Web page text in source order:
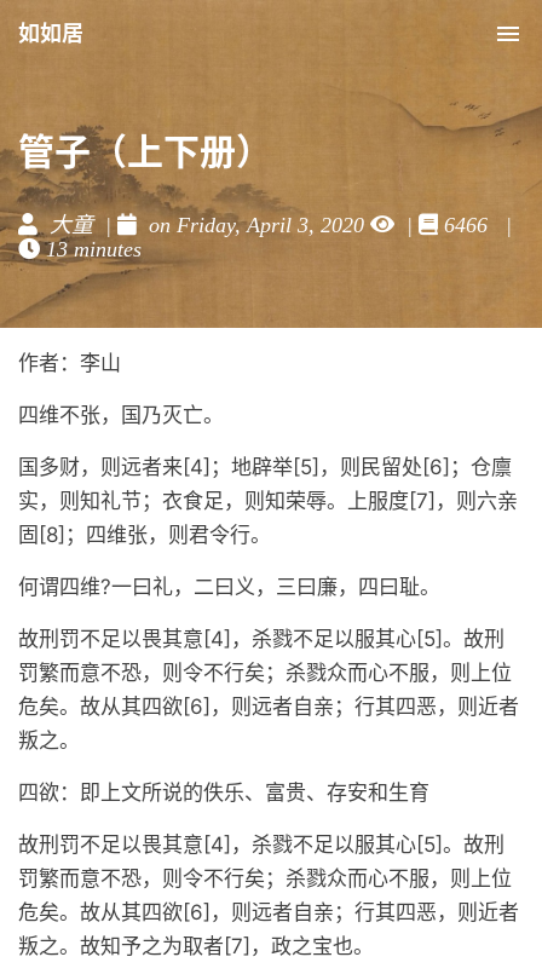
如如居
管子（上下册）
大童 | on Friday, April 3, 2020 |
6466 |
13 minutes
作者：李山
四维不张，国乃灭亡。
国多财，则远者来[4]；地辟举[5]，则民留处[6]；仓廪
实，则知礼节；衣食足，则知荣辱。上服度[7]，则六亲
固[8]；四维张，则君令行。
何谓四维?一曰礼，二曰义，三曰廉，四曰耻。
故刑罚不足以畏其意[4]，杀戮不足以服其心[5]。故刑
罚繁而意不恐，则令不行矣；杀戮众而心不服，则上位
危矣。故从其四欲[6]，则远者自亲；行其四恶，则近者
叛之。
四欲：即上文所说的佚乐、富贵、存安和生育
故刑罚不足以畏其意[4]，杀戮不足以服其心[5]。故刑
罚繁而意不恐，则令不行矣；杀戮众而心不服，则上位
危矣。故从其四欲[6]，则远者自亲；行其四恶，则近者
叛之。故知予之为取者[7]，政之宝也。